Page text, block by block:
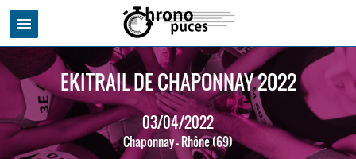
menu
EKITRAIL DE CHAPONNAY 2022
03/04/2022
Chaponnay - Rhône (69)